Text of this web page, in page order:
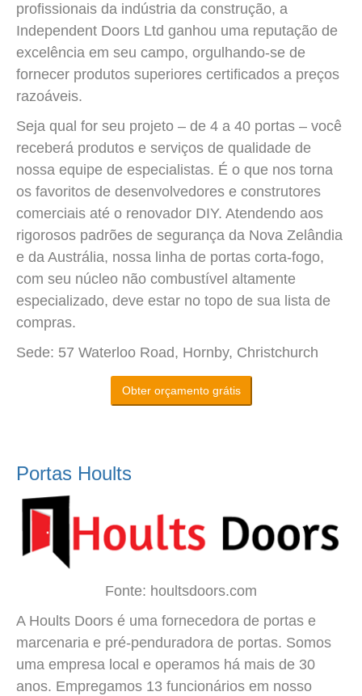
profissionais da indústria da construção, a
Independent Doors Ltd ganhou uma reputação de
excelência em seu campo, orgulhando-se de
fornecer produtos superiores certificados a preços
razoáveis.
Seja qual for seu projeto – de 4 a 40 portas – você
receberá produtos e serviços de qualidade de
nossa equipe de especialistas. É o que nos torna
os favoritos de desenvolvedores e construtores
comerciais até o renovador DIY. Atendendo aos
rigorosos padrões de segurança da Nova Zelândia
e da Austrália, nossa linha de portas corta-fogo,
com seu núcleo não combustível altamente
especializado, deve estar no topo de sua lista de
compras.
Sede: 57 Waterloo Road, Hornby, Christchurch
Obter orçamento grátis
Portas Hoults
Fonte: houltsdoors.com
A Hoults Doors é uma fornecedora de portas e
marcenaria e pré-penduradora de portas. Somos
uma empresa local e operamos há mais de 30
anos. Empregamos 13 funcionários em nosso